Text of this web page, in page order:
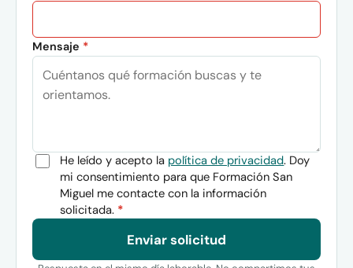
Mensaje *
He leído y acepto la política de privacidad. Doy
mi consentimiento para que Formación San
Miguel me contacte con la información
solicitada. *
Enviar solicitud